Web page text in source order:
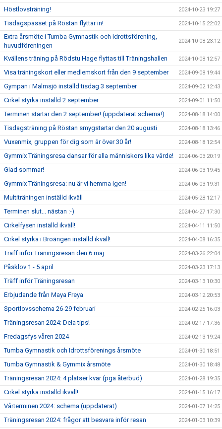
Höstlovsträning! 2024-10-23 19:27
Tisdagspasset på Röstan flyttar in! 2024-10-15 22:02
Extra årsmöte i Tumba Gymnastik och Idrottsförening,
huvudföreningen
2024-10-08 23:12
Kvällens träning på Rödstu Hage flyttas till Träningshallen 2024-10-08 12:57
Visa träningskort eller medlemskort från den 9 september 2024-09-08 19:44
Gympan i Malmsjö inställd tisdag 3 september 2024-09-02 12:43
Cirkel styrka inställd 2 september 2024-09-01 11:50
Terminen startar den 2 september! (uppdaterat schema!) 2024-08-18 14:00
Tisdagsträning på Röstan smygstartar den 20 augusti 2024-08-18 13:46
Vuxenmix, gruppen för dig som är över 30 år! 2024-08-18 12:54
Gymmix Träningsresa dansar för alla människors lika värde! 2024-06-03 20:19
Glad sommar! 2024-06-03 19:45
Gymmix Träningsresa: nu är vi hemma igen! 2024-06-03 19:31
Multiträningen inställd ikväll 2024-05-28 12:17
Terminen slut... nästan :-) 2024-04-27 17:30
Cirkelfysen inställd ikväll! 2024-04-11 11:50
Cirkel styrka i Broängen inställd ikväll! 2024-04-08 16:35
Träff inför Träningsresan den 6 maj 2024-03-26 22:04
Påsklov 1 - 5 april 2024-03-23 17:13
Träff inför Träningsresan 2024-03-13 10:30
Erbjudande från Maya Freya 2024-03-12 20:53
Sportlovsschema 26-29 februari 2024-02-25 16:03
Träningsresan 2024: Dela tips! 2024-02-17 17:36
Fredagsfys våren 2024 2024-02-13 19:24
Tumba Gymnastik och Idrottsförenings årsmöte 2024-01-30 18:51
Tumba Gymnastik & Gymmix årsmöte 2024-01-30 18:48
Träningsresan 2024: 4 platser kvar (pga återbud) 2024-01-28 19:35
Cirkel styrka inställd ikväll! 2024-01-15 16:17
Vårterminen 2024: schema (uppdaterat) 2024-01-07 14:25
Träningsresan 2024: frågor att besvara inför resan 2024-01-03 10:39